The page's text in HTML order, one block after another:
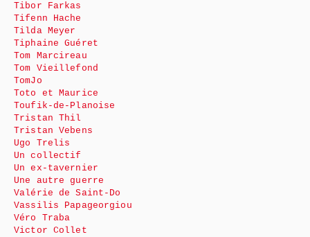
Tibor Farkas
Tifenn Hache
Tilda Meyer
Tiphaine Guéret
Tom Marcireau
Tom Vieillefond
TomJo
Toto et Maurice
Toufik-de-Planoise
Tristan Thil
Tristan Vebens
Ugo Trelis
Un collectif
Un ex-tavernier
Une autre guerre
Valérie de Saint-Do
Vassilis Papageorgiou
Véro Traba
Victor Collet